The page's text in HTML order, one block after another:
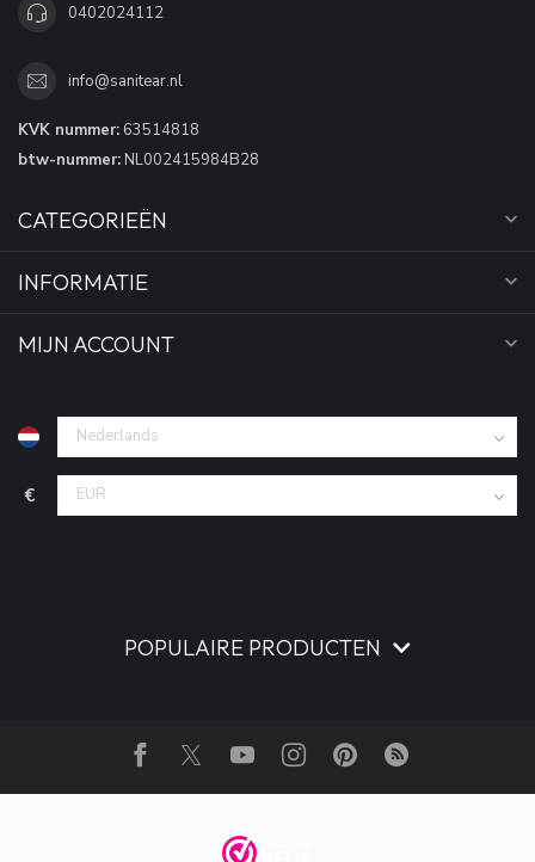
0402024112
info@sanitear.nl
KVK nummer: 63514818
btw-nummer: NL002415984B28
CATEGORIEËN
INFORMATIE
MIJN ACCOUNT
€
POPULAIRE PRODUCTEN